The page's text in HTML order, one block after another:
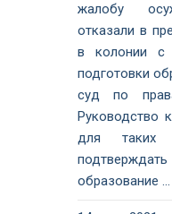
жалобу
отказали в
в колонии с
подготовки
суд по
Руководство
для таких
образование ...